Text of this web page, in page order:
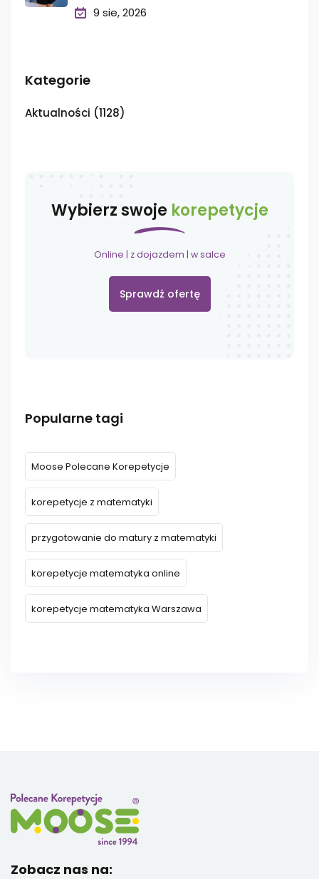
9 sie, 2026
Kategorie
Aktualności (1128)
Wybierz swoje korepetycje
Online | z dojazdem | w salce
Sprawdź ofertę
Popularne tagi
Moose Polecane Korepetycje
korepetycje z matematyki
przygotowanie do matury z matematyki
korepetycje matematyka online
korepetycje matematyka Warszawa
Zobacz nas na: